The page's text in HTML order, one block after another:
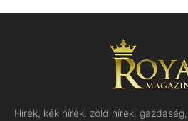
Hírek, kék hírek, zöld hírek,